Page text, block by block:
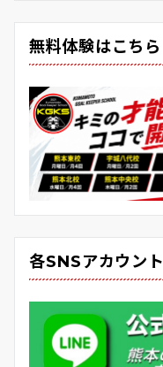
無料体験はこちら
各SNSアカウント